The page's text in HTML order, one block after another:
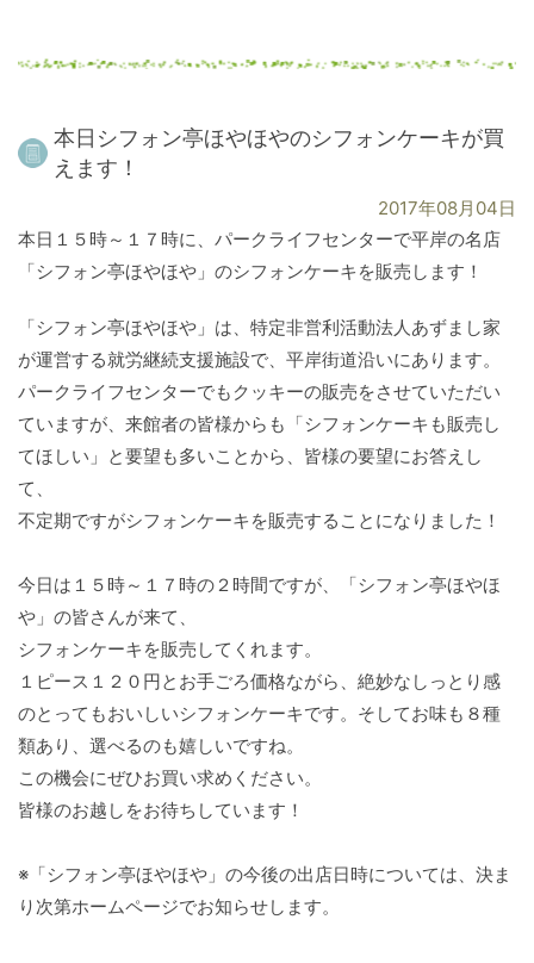
本日シフォン亭ほやほやのシフォンケーキが買
えます！
2017年08月04日
本日１５時～１７時に、パークライフセンターで平岸の名店
「シフォン亭ほやほや」のシフォンケーキを販売します！
「シフォン亭ほやほや」は、特定非営利活動法人あずまし家
が運営する就労継続支援施設で、平岸街道沿いにあります。
パークライフセンターでもクッキーの販売をさせていただい
ていますが、来館者の皆様からも「シフォンケーキも販売し
てほしい」と要望も多いことから、皆様の要望にお答えし
て、
不定期ですがシフォンケーキを販売することになりました！
今日は１５時～１７時の２時間ですが、「シフォン亭ほやほ
や」の皆さんが来て、
シフォンケーキを販売してくれます。
１ピース１２０円とお手ごろ価格ながら、絶妙なしっとり感
のとってもおいしいシフォンケーキです。そしてお味も８種
類あり、選べるのも嬉しいですね。
この機会にぜひお買い求めください。
皆様のお越しをお待ちしています！
※「シフォン亭ほやほや」の今後の出店日時については、決ま
り次第ホームページでお知らせします。